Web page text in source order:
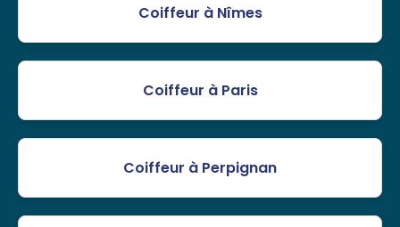
Coiffeur à Nîmes
Coiffeur à Paris
Coiffeur à Perpignan